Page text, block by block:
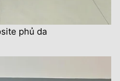
phủ da